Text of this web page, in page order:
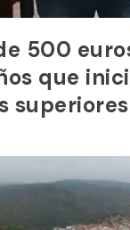
500
que
superiores